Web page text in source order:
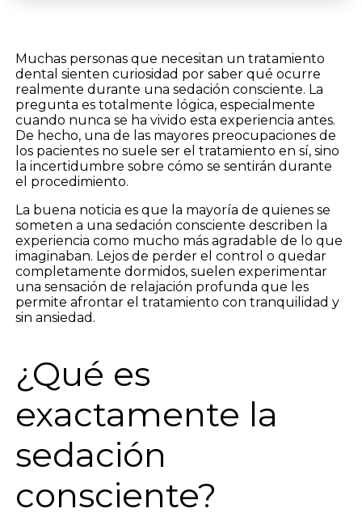
Muchas personas que necesitan un tratamiento
dental sienten curiosidad por saber qué ocurre
realmente durante una sedación consciente. La
pregunta es totalmente lógica, especialmente
cuando nunca se ha vivido esta experiencia antes.
De hecho, una de las mayores preocupaciones de
los pacientes no suele ser el tratamiento en sí, sino
la incertidumbre sobre cómo se sentirán durante
el procedimiento.
La buena noticia es que la mayoría de quienes se
someten a una sedación consciente describen la
experiencia como mucho más agradable de lo que
imaginaban. Lejos de perder el control o quedar
completamente dormidos, suelen experimentar
una sensación de relajación profunda que les
permite afrontar el tratamiento con tranquilidad y
sin ansiedad.
¿Qué es
exactamente la
sedación
consciente?